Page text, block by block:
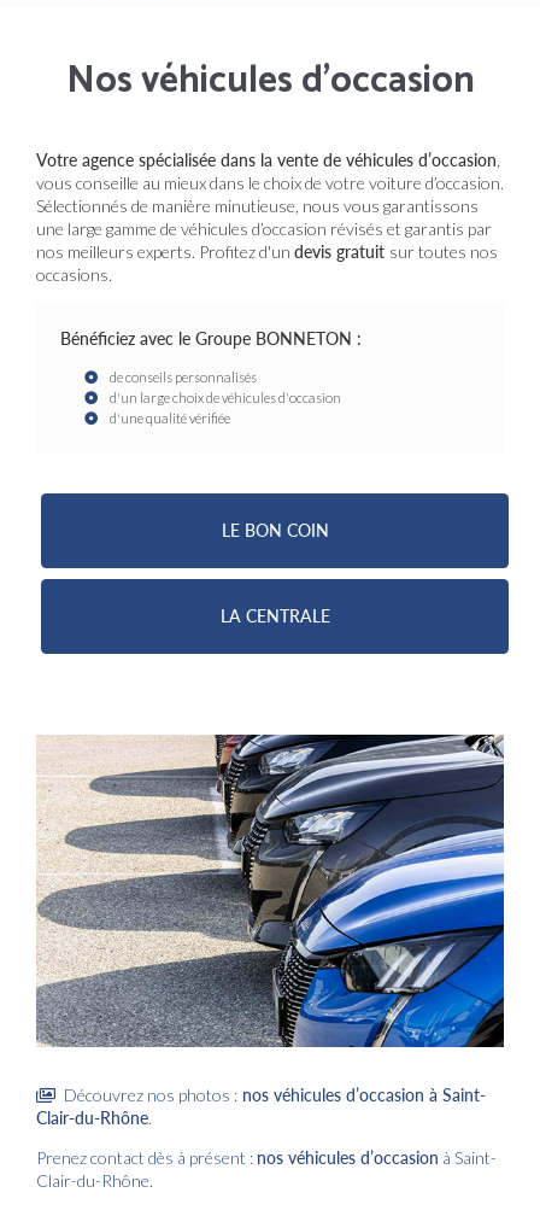
Nos véhicules d’occasion
Votre agence spécialisée dans la vente de véhicules d’occasion
vous conseille au mieux dans le choix de votre voiture d’occasion.
Sélectionnés de manière minutieuse, nous vous garantissons
une large gamme de véhicules d’occasion révisés et garantis par
nos meilleurs experts. Profitez d'un devis gratuit sur toutes nos
occasions.
Bénéficiez avec le Groupe BONNETON :
de conseils personnalisés
d'un large choix de véhicules d'occasion
d'une qualité vérifiée
LE BON COIN
LA CENTRALE
Découvrez nos photos : nos véhicules d’occasion à Saint-
Clair-du-Rhône.
Prenez contact dès à présent : nos véhicules d’occasion à Saint-
Clair-du-Rhône.